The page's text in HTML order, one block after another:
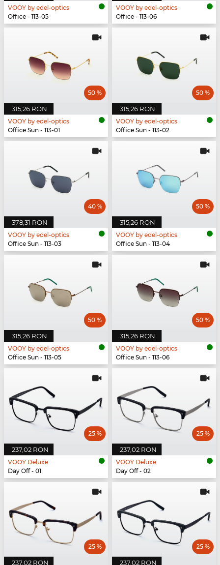
VOOY by edel-optics
Office - 113-05
VOOY by edel-optics
Office - 113-06
315,26 RON
50 %
VOOY by edel-optics
Office Sun - 113-01
315,26 RON
50 %
VOOY by edel-optics
Office Sun - 113-02
378,31 RON
40 %
VOOY by edel-optics
Office Sun - 113-03
315,26 RON
50 %
VOOY by edel-optics
Office Sun - 113-04
315,26 RON
50 %
VOOY by edel-optics
Office Sun - 113-05
315,26 RON
50 %
VOOY by edel-optics
Office Sun - 113-06
237,02 RON
25 %
VOOY Deluxe
Day Off - 01
237,02 RON
25 %
VOOY Deluxe
Day Off - 02
237,02 RON
25 %
237,02 RON
25 %